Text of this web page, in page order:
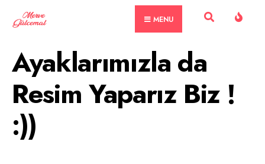
MENU
Ayaklarımızla da
Resim Yaparız Biz !
:))